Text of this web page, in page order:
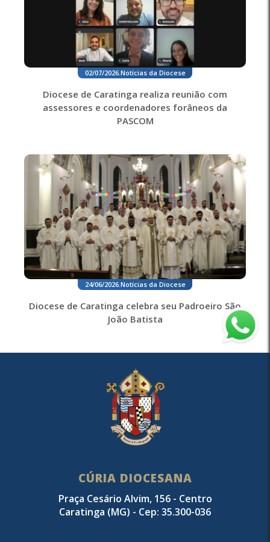
02/07/2026. Notícias da Diocese
Diocese de Caratinga realiza reunião com
assessores e coordenadores forâneos da
PASCOM
24/06/2026. Notícias da Diocese
Diocese de Caratinga celebra seu Padroeiro São
João Batista
CÚRIA DIOCESANA
Praça Cesário Alvim, 156 - Centro
Caratinga (MG) - Cep: 35.300-036